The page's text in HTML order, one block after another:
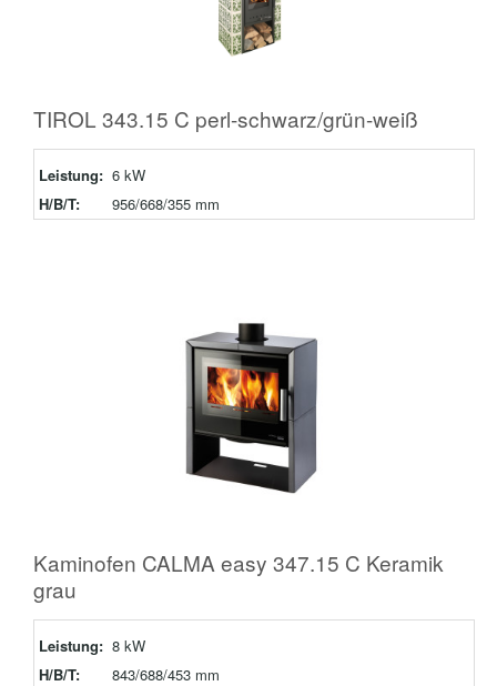
TIROL 343.15 C perl-schwarz/grün-weiß
Leistung: 6 kW
H/B/T:
956/668/355 mm
Kaminofen CALMA easy 347.15 C Keramik
grau
Leistung: 8 kW
H/B/T:
843/688/453 mm